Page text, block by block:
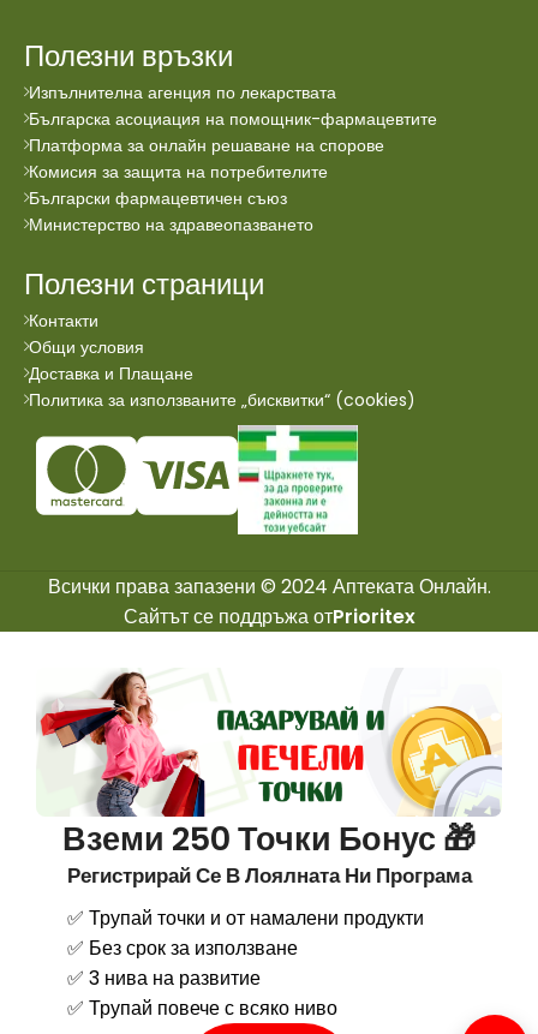
Полезни връзки
Изпълнителна агенция по лекарствата
Българска асоциация на помощник-фармацевтите
Платформа за онлайн решаване на спорове
Комисия за защита на потребителите
Български фармацевтичен съюз
Министерство на здравеопазването
Полезни страници
Контакти
Общи условия
Доставка и Плащане
Политика за използваните „бисквитки“ (cookies)
Всички права запазени © 2024 Аптеката Онлайн.
Сайтът се поддръжа отPrioritex
Вземи 250 Точки Бонус 🎁
Регистрирай Се В Лоялната Ни Програма
✅ Трупай точки и от намалени продукти
✅ Без срок за използване
✅ 3 нива на развитие
✅ Трупай повече с всяко ниво